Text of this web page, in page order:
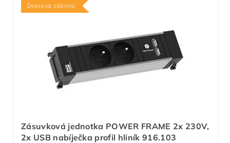
Doprava zdarma
Zásuvková jednotka POWER FRAME 2x 230V,
2x USB nabíječka profil hliník 916.103